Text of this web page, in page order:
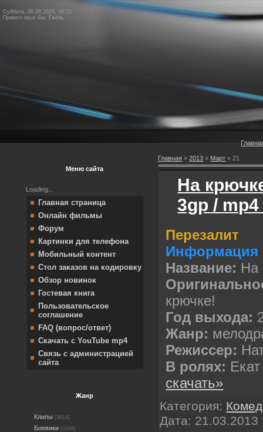
Суббота, 08.08.2026, 09:23
Приветствую Вас Гость
Меню сайта
Loading...
Главная страница
Онлайн фильмы
Форум
Картинки для телефона
Мобильный контент
Стол заказов на кодировку
Обзор новинок
Гостевая книга
Пользовательское
соглашение
FAQ (вопрос/ответ)
Скачать с YouTube mp4
Связь с администрацией
сайта
Жанр
Клипы [5614]
Боевики [4398]
Главная »2013 » Март » 21
На
3gp /
Перезалит
Название: На
крючке!
Год выхода:
Жанр:
Режиссер:
В ролях:
скачать»
Категория:
Дата: 21.03.2013